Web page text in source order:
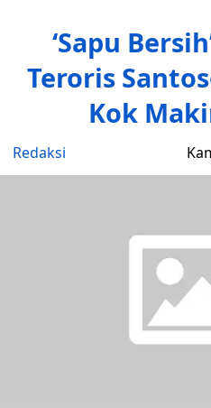
‘Sapu
Teroris
Kok
Redaksi